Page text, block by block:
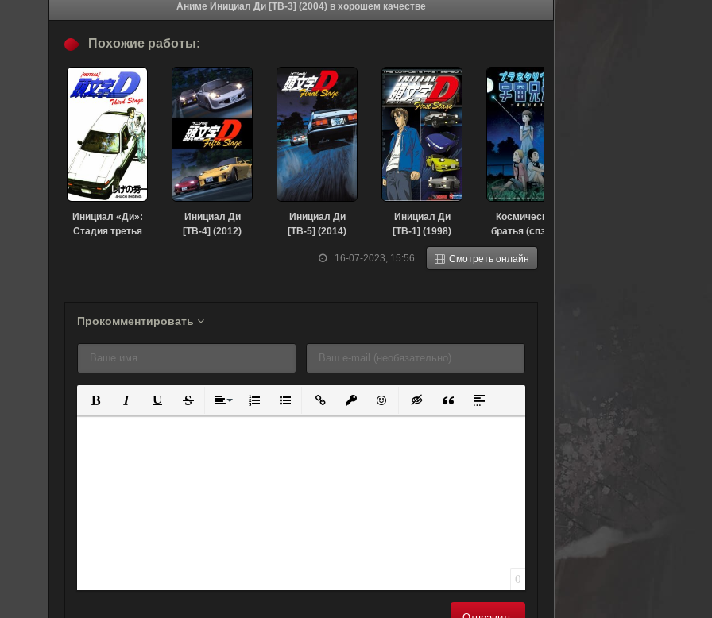
Аниме Инициал Ди [ТВ-3] (2004) в хорошем качестве
16-07-2023, 15:56 Смотреть онлайн
Похожие работы:
Инициал «Ди»:
Стадия третья
Инициал Ди
[ТВ-4] (2012)
Инициал Ди
[ТВ-5] (2014)
Инициал Ди
[ТВ-1] (1998)
Космические
братья (спэшл)
(2012)
Прокомментировать
Полужирный
КурсивПодчеркнутый
ЗачеркнутыйВыравнивание
Нумерованный список
Маркированный список
Вставить ссылку
Вставить защищенную ссылку
Вставить смайлик
Вставка скрытого текста
Вставка цитаты
Вставка спойлера
0